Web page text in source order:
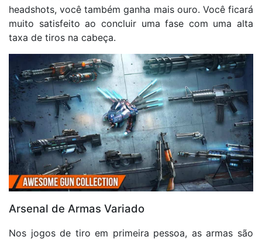
headshots, você também ganha mais ouro. Você ficará
muito satisfeito ao concluir uma fase com uma alta
taxa de tiros na cabeça.
Arsenal de Armas Variado
Nos jogos de tiro em primeira pessoa, as armas são